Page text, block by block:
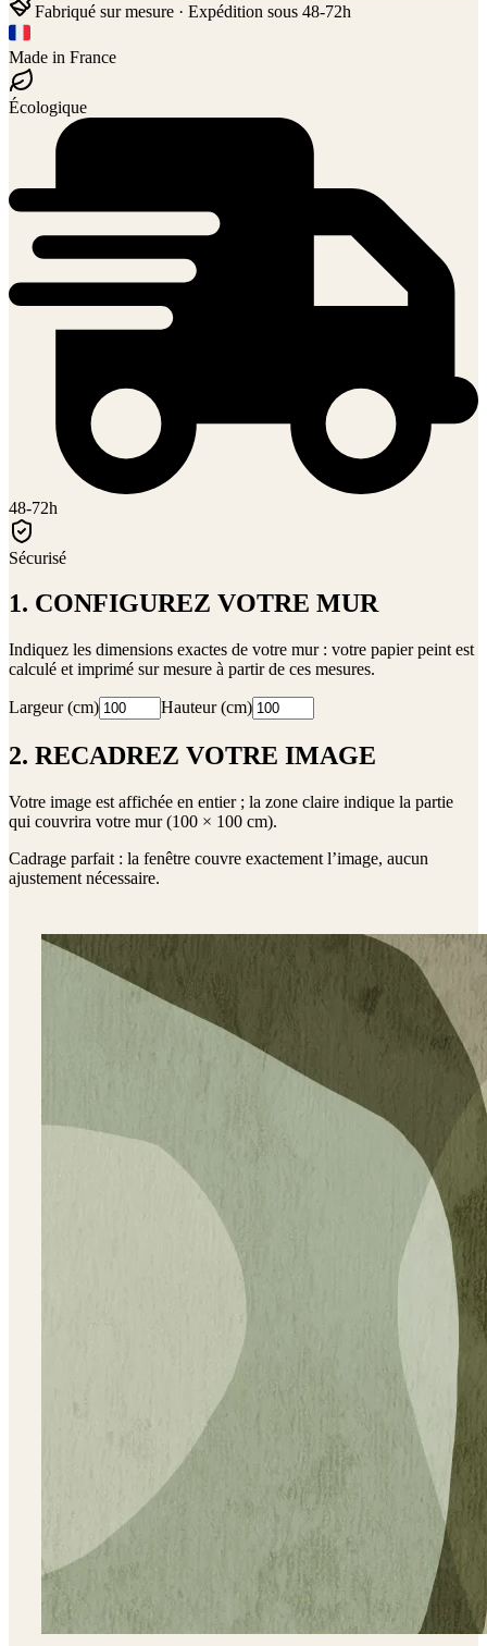
Fabriqué sur mesure · Expédition sous 48-72h
Made in France
Écologique
48-72h
Sécurisé
1. CONFIGUREZ VOTRE MUR
Indiquez les dimensions exactes de votre mur : votre papier peint est
calculé et imprimé sur mesure à partir de ces mesures.
Largeur (cm) Hauteur (cm)
2. RECADREZ VOTRE IMAGE
Votre image est affichée en entier ; la zone claire indique la partie
qui couvrira votre mur (100 × 100 cm).
Cadrage parfait : la fenêtre couvre exactement l’image, aucun
ajustement nécessaire.